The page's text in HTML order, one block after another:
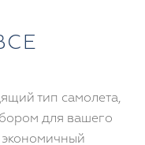
тип самолета,
для вашего